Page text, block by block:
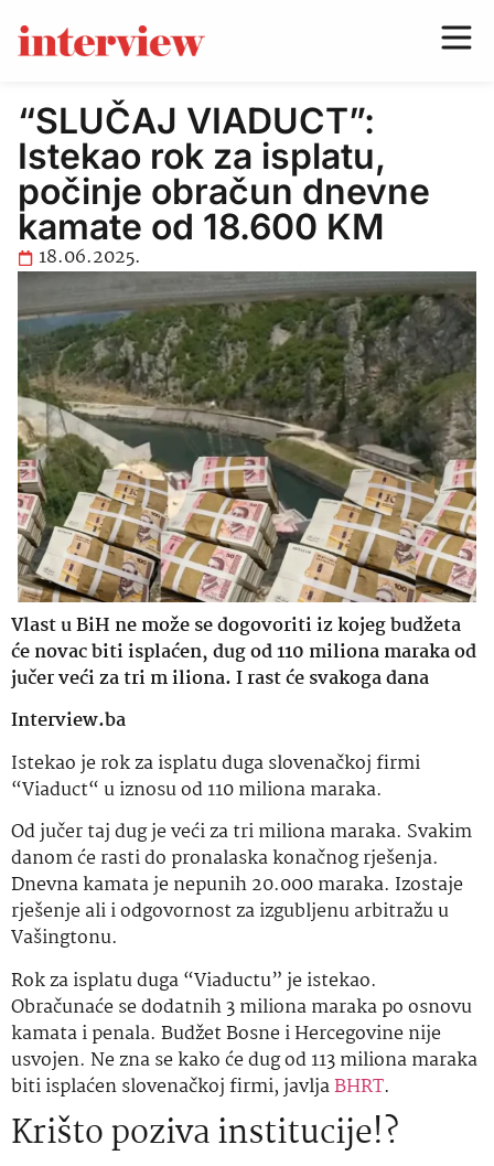
“SLUČAJ VIADUCT”:
Istekao rok za isplatu,
počinje obračun dnevne
kamate od 18.600 KM
18.06.2025.
Vlast u BiH ne može se dogovoriti iz kojeg budžeta
će novac biti isplaćen, dug od 110 miliona maraka od
jučer veći za tri m iliona. I rast će svakoga dana
Interview.ba
Istekao je rok za isplatu duga slovenačkoj firmi
“Viaduct“ u iznosu od 110 miliona maraka.
Od jučer taj dug je veći za tri miliona maraka. Svakim
danom će rasti do pronalaska konačnog rješenja.
Dnevna kamata je nepunih 20.000 maraka. Izostaje
rješenje ali i odgovornost za izgubljenu arbitražu u
Vašingtonu.
Rok za isplatu duga “Viaductu” je istekao.
Obračunaće se dodatnih 3 miliona maraka po osnovu
kamata i penala. Budžet Bosne i Hercegovine nije
usvojen. Ne zna se kako će dug od 113 miliona maraka
biti isplaćen slovenačkoj firmi, javljaBHRT.
Krišto poziva institucije!?